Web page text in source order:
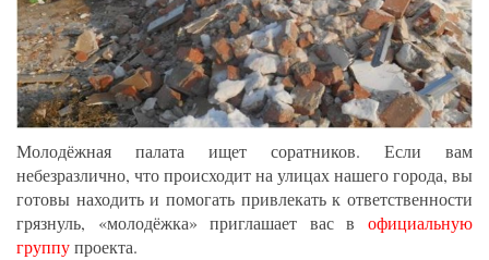
Молодёжная палата ищет соратников. Если вам
небезразлично, что происходит на улицах нашего города, вы
готовы находить и помогать привлекать к ответственности
грязнуль, «молодёжка» приглашает вас в официальную
группупроекта.